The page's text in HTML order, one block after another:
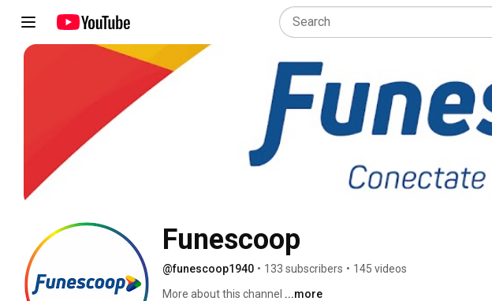
Funescoop
@funescoop1940 • 133 subscribers • 145 videos
More about this channel ...more